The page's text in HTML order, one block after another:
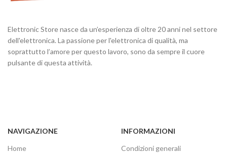
Elettronic Store nasce da un’esperienza di oltre 20 anni nel settore
dell'elettronica. La passione per l'elettronica di qualità, ma
soprattutto l’amore per questo lavoro, sono da sempre il cuore
pulsante di questa attività.
NAVIGAZIONE
Home
INFORMAZIONI
Condizioni generali